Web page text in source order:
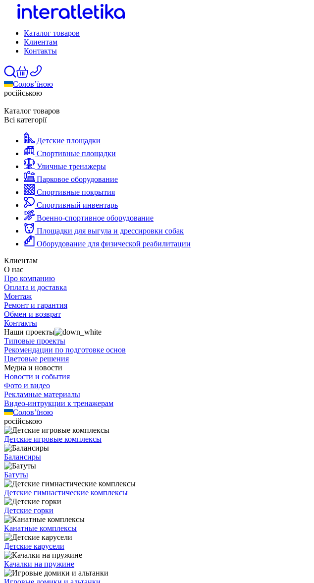
Каталог товаров
Клиентам
Контакты
Солов’їною
російською
Каталог товаров
Всі категорії
Детские площадки
Спортивные площадки
Уличные тренажеры
Парковое оборудование
Спортивные покрытия
Спортивный инвентарь
Военно-спортивное оборудование
Площадки для выгула и дрессировки собак
Оборудование для физической реабилитации
Клиентам
О нас
Про компанию
Оплата и доставка
Монтаж
Ремонт и гарантия
Обмен и возврат
Контакты
Наши проекты
Типовые проекты
Рекомендации по подготовке основ
Цветовые решения
Медиа и новости
Новости и события
Фото и видео
Рекламные материалы
Видео-интрукции к тренажерам
Солов’їною
російською
Детские игровые комплексы
Балансиры
Батуты
Детские гимнастические комплексы
Детские горки
Канатные комплексы
Детские карусели
Качалки на пружине